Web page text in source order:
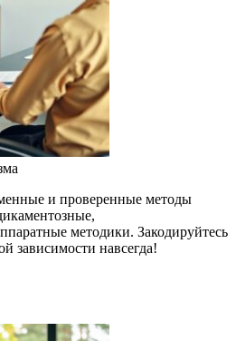
и проверенные методы
методики. Закодируйтесь
зависимости навсегда!